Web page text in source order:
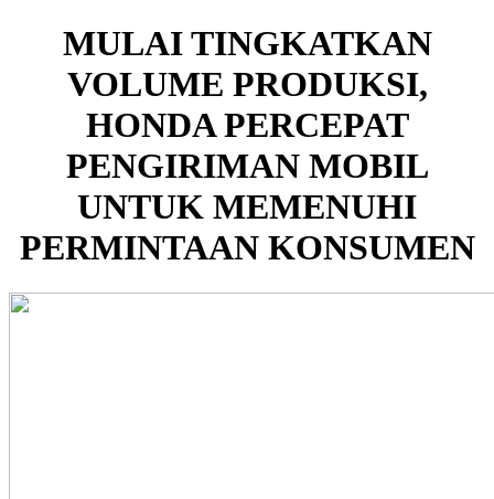
MULAI TINGKATKAN
VOLUME PRODUKSI,
HONDA PERCEPAT
PENGIRIMAN MOBIL
UNTUK MEMENUHI
PERMINTAAN KONSUMEN